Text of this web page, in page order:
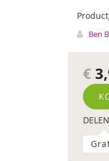
Ben
€